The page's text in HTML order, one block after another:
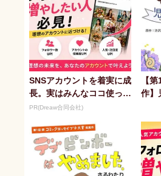
SNSアカウントを着実に成
長。実はみんなココ使って
ます。
PR(Dreaw合同会社)
【
作】